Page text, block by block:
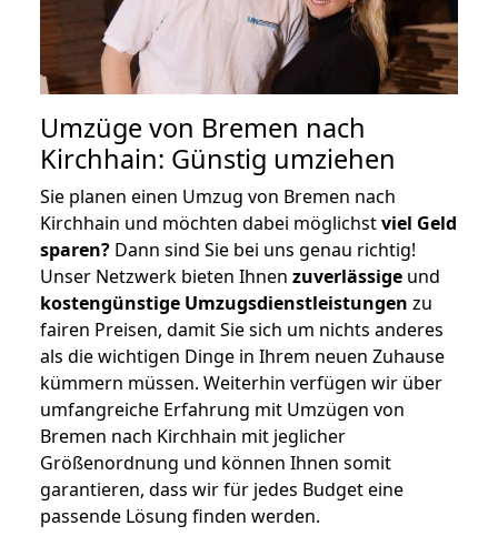
Umzüge von Bremen nach
Kirchhain: Günstig umziehen
Sie planen einen Umzug von Bremen nach
Kirchhain und möchten dabei möglichstviel Geld
sparen? Dann sind Sie bei uns genau richtig!
Unser Netzwerk bieten Ihnen zuverlässige und
kostengünstige Umzugsdienstleistungen zu
fairen Preisen, damit Sie sich um nichts anderes
als die wichtigen Dinge in Ihrem neuen Zuhause
kümmern müssen. Weiterhin verfügen wir über
umfangreiche Erfahrung mit Umzügen von
Bremen nach Kirchhain mit jeglicher
Größenordnung und können Ihnen somit
garantieren, dass wir für jedes Budget eine
passende Lösung finden werden.